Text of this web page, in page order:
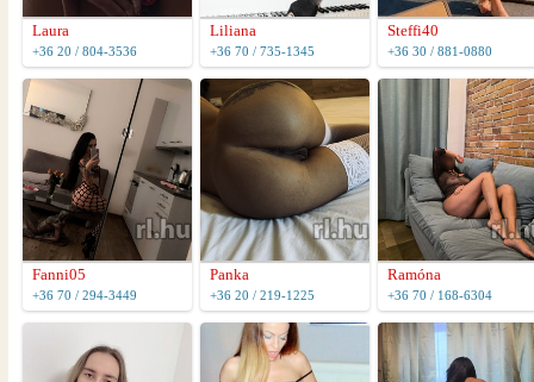
Laura
+36 20 / 804-3536
Liliana
+36 70 / 735-1345
Steffi40
+36 30 / 881-0880
Fanni05
+36 70 / 294-3449
Panka
+36 20 / 219-1225
Ramóna
+36 70 / 168-6304